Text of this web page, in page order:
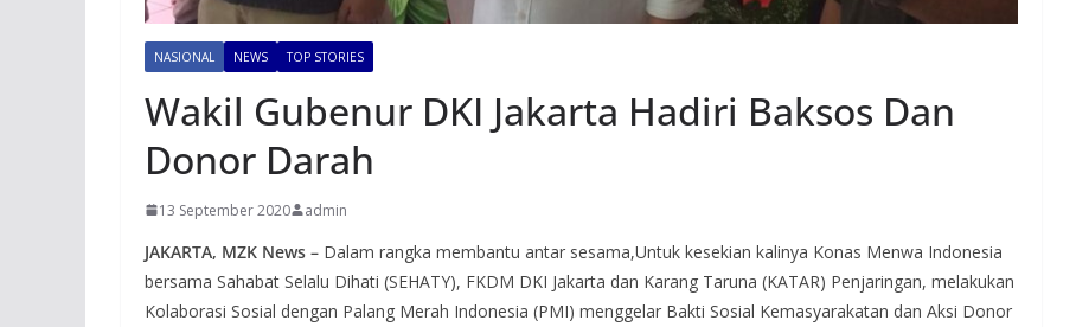
NASIONAL NEWS TOP STORIES
Wakil Gubenur DKI Jakarta Hadiri Baksos Dan
Donor Darah
13 September 2020 admin
JAKARTA, MZK News – Dalam rangka membantu antar sesama,Untuk kesekian kalinya Konas Menwa Indonesia
bersama Sahabat Selalu Dihati (SEHATY), FKDM DKI Jakarta dan Karang Taruna (KATAR) Penjaringan, melakukan
Kolaborasi Sosial dengan Palang Merah Indonesia (PMI) menggelar Bakti Sosial Kemasyarakatan dan Aksi Donor